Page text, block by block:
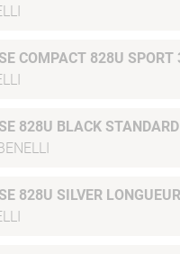
COMPACT 828U SPORT
BLACK STANDARD LONGUEUR 372
828U SILVER